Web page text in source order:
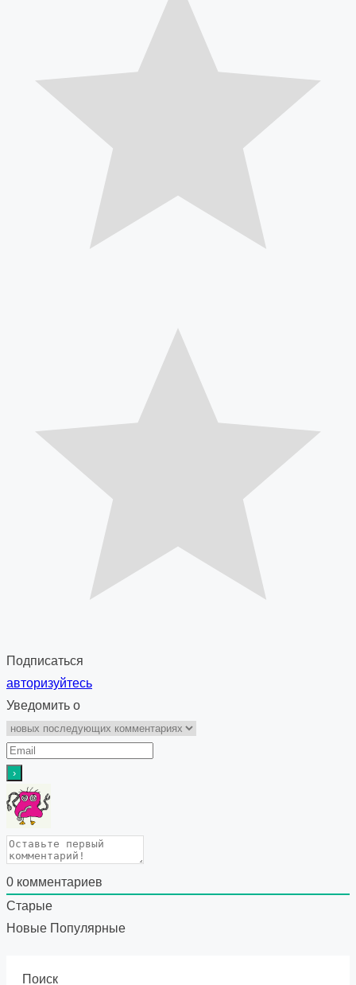
Подписаться
авторизуйтесь
Уведомить о
0 комментариев
Старые
Новые Популярные
Поиск